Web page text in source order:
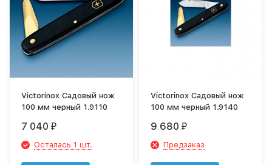
Victorinox Садовый нож
100 мм черный 1.9110
7 040 ₽
Осталась 1 шт.
Victorinox Садовый нож
100 мм черный 1.9140
9 680 ₽
Предзаказ